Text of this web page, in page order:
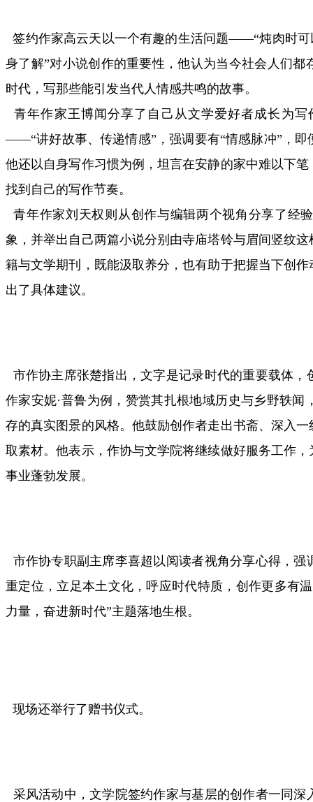
签约作家高云天以一个有趣的生活问题——“炖肉时可
身了解”对小说创作的重要性，他认为当今社会人们
时代，写那些能引发当代人情感共鸣的故事。
青年作家王博闻分享了自己从文学爱好者成长为
——“讲好故事、传递情感”，强调要有“情感脉冲”，
他还以自身写作习惯为例，坦言在安静的家中难以下
找到自己的写作节奏。
青年作家刘天权则从创作与编辑两个视角分享了经
象，并举出自己两篇小说分别由寺庙塔铃与眉间竖纹
籍与文学期刊，既能汲取养分，也有助于把握当下创
出了具体建议。
市作协主席张楚指出，文字是记录时代的重要载体
作家安妮·普鲁为例，赞赏其扎根地域历史与乡野轶
存的真实图景的风格。他鼓励创作者走出书斋、深入
取素材。他表示，作协与文学院将继续做好服务工作
事业蓬勃发展。
市作协专职副主席李喜超以阅读者视角分享心得，
重定位，立足本土文化，呼应时代特质，创作更多有
力量，奋进新时代”主题落地生根。
现场还举行了赠书仪式。
采风活动中，文学院签约作家与基层的创作者一同